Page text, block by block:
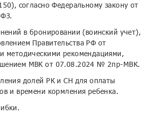
согласно Федеральному закону от
в бронировании (воинский учет),
Правительства РФ от
рекомендациями,
МВК от 07.08.2024 № 2пр-МВК.
долей РК и СН для оплаты
и времени кормления ребенка.